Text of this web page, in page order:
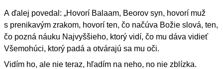
A ďalej povedal: „Hovorí Balaam, Beorov syn, hovorí muž
s prenikavým zrakom, hovorí ten, čo načúva Božie slová, ten,
čo pozná náuku Najvyššieho, ktorý vidí, čo mu dáva vidieť
Všemohúci, ktorý padá a otvárajú sa mu oči.
Vidím ho, ale nie teraz, hľadím na neho, no nie zblízka.